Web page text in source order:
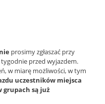
prosimy zgłaszać przy
przed wyjazdem.
w miarę możliwości, w tym
uczestników miejsca
grupach są już